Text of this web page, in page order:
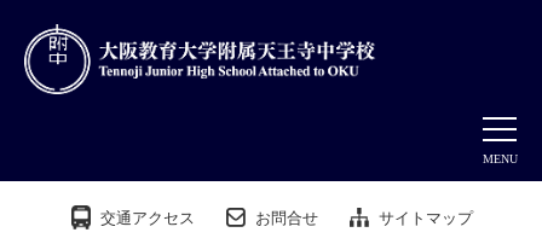
MENU
交通アクセス お問合せ サイトマップ